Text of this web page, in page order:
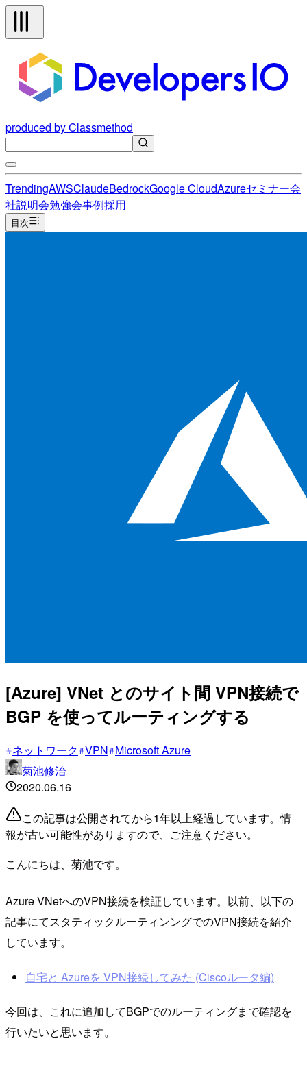
produced by Classmethod
TrendingAWSClaudeBedrockGoogle CloudAzureセミナー会
社説明会勉強会事例採用
目次
[Azure] VNet とのサイト間 VPN接続で
BGP を使ってルーティングする
ネットワーク VPN Microsoft Azure
菊池修治
2020.06.16
この記事は公開されてから1年以上経過しています。情
報が古い可能性がありますので、ご注意ください。
こんにちは、菊池です。
Azure VNetへのVPN接続を検証しています。以前、以下の
記事にてスタティックルーティンングでのVPN接続を紹介
しています。
自宅と Azureを VPN接続してみた (Ciscoルータ編)
今回は、これに追加してBGPでのルーティングまで確認を
行いたいと思います。